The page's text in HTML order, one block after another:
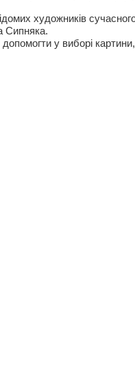
художників
Сипняка.
у виборі